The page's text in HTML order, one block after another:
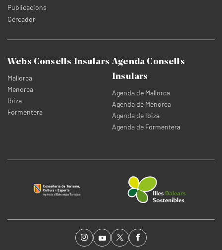
Publicacions
Cercador
Webs Consells Insulars
Mallorca
Menorca
Ibiza
Formentera
Agenda Consells
Insulars
Agenda de Mallorca
Agenda de Menorca
Agenda de Ibiza
Agenda de Formentera